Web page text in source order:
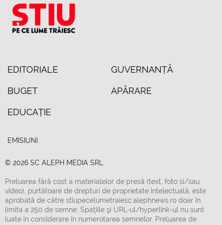
EDITORIALE GUVERNANȚĂ
BUGET APĂRARE
EDUCAȚIE
EMISIUNI
© 2026 SC ALEPH MEDIA SRL
Preluarea fără cost a materialelor de presă (text, foto si/sau
video), purtătoare de drepturi de proprietate intelectuală, este
aprobată de către stiupecelumetraiesc.alephnews.ro doar în
limita a 250 de semne. Spaţiile şi URL-ul/hyperlink-ul nu sunt
luate în considerare în numerotarea semnelor. Preluarea de